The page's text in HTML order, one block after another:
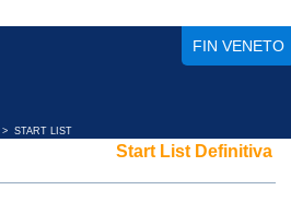
FIN VENETO
> START LIST
Start List Definitiva